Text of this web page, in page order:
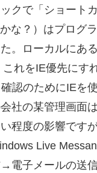
クで「ショート
な？）はプログ
。ローカルにあ
れをIE優先にす
認のためにIEを
社の某管理画面
程度の影響です
Live
電子メールの送